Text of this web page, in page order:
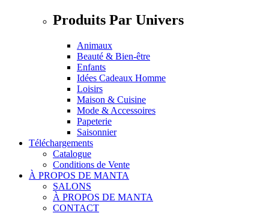
Produits Par Univers
Animaux
Beauté & Bien-être
Enfants
Idées Cadeaux Homme
Loisirs
Maison & Cuisine
Mode & Accessoires
Papeterie
Saisonnier
Téléchargements
Catalogue
Conditions de Vente
À PROPOS DE MANTA
SALONS
À PROPOS DE MANTA
CONTACT